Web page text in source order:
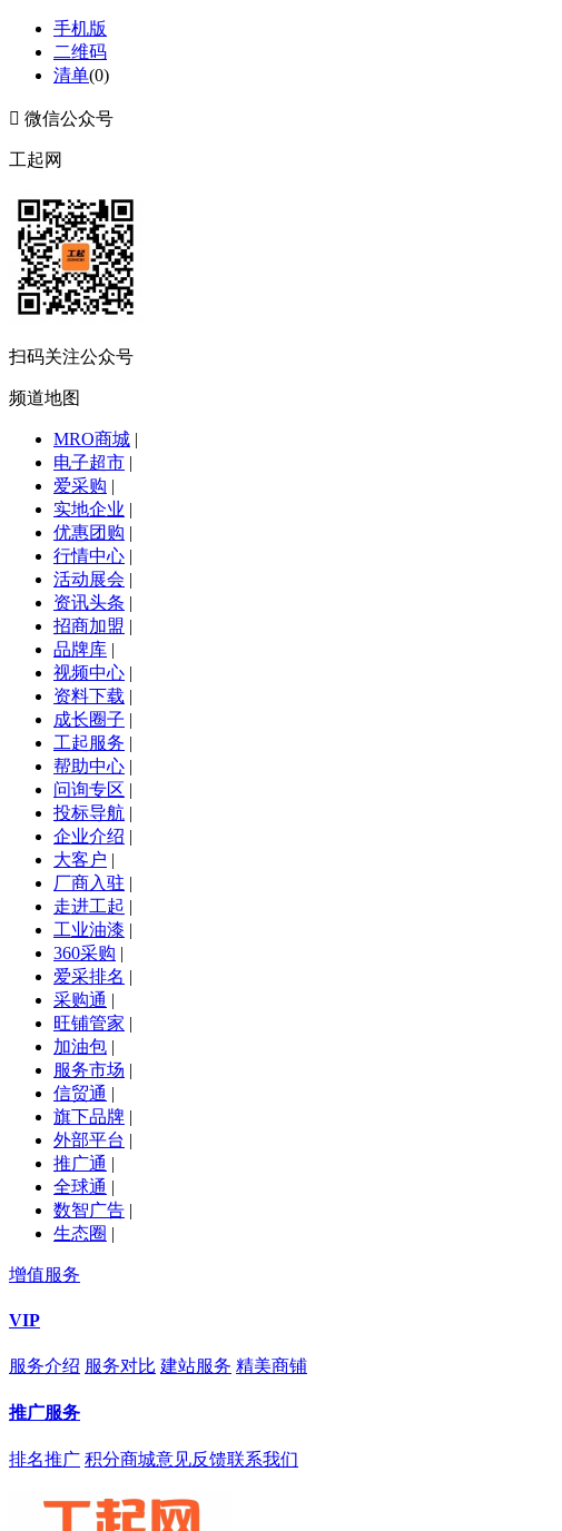
手机版
二维码
清单(0)
 微信公众号
工起网
扫码关注公众号
频道地图
MRO商城 |
电子超市 |
爱采购 |
实地企业 |
优惠团购 |
行情中心 |
活动展会 |
资讯头条 |
招商加盟 |
品牌库 |
视频中心 |
资料下载 |
成长圈子 |
工起服务 |
帮助中心 |
问询专区 |
投标导航 |
企业介绍 |
大客户 |
厂商入驻 |
走进工起 |
工业油漆 |
360采购 |
爱采排名 |
采购通 |
旺铺管家 |
加油包 |
服务市场 |
信贸通 |
旗下品牌 |
外部平台 |
推广通 |
全球通 |
数智广告 |
生态圈 |
增值服务
VIP
服务介绍 服务对比 建站服务 精美商铺
推广服务
排名推广 积分商城意见反馈联系我们